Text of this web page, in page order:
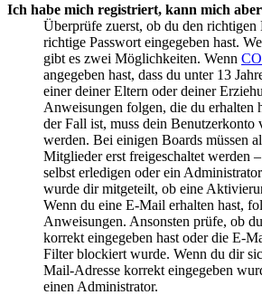
Ich habe mich registriert, kann mich
Überprüfe zuerst, ob du den richtigen
richtige Passwort eingegeben hast.
gibt es zwei Möglichkeiten. Wenn
angegeben hast, dass du unter 13
einer deiner Eltern oder deiner
Anweisungen folgen, die du erhalten
der Fall ist, muss dein
werden. Bei einigen Boards müssen
Mitglieder erst freigeschaltet werden
selbst erledigen oder ein
wurde dir mitgeteilt, ob eine
Wenn du eine E-Mail erhalten hast,
Anweisungen. Ansonsten prüfe, ob
korrekt eingegeben hast oder die E-
Filter blockiert wurde. Wenn du dir
Mail-Adresse korrekt eingegeben
einen Administrator.